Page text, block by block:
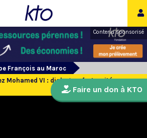
Contenu sponsorisé
François au Maroc
Mohamed VI : dialogue, fraternité,
Faire un don à KTO